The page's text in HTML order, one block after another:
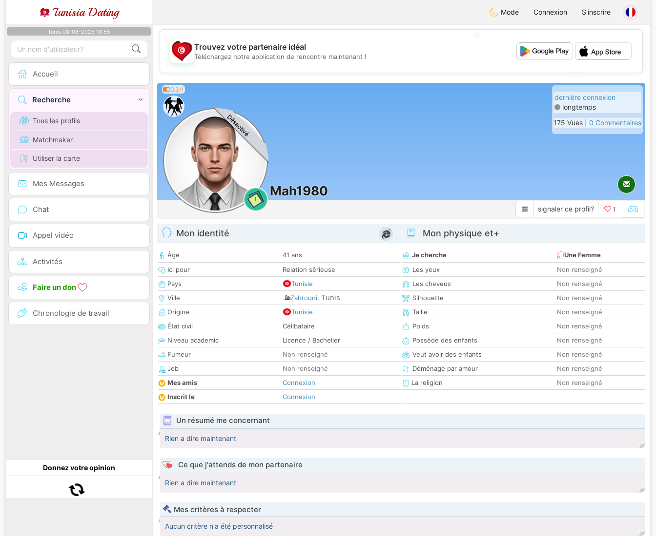
Tunisia Dating Mode Connexion S'inscrire
Tunis 08-08-2026 18:55
Accueil
Recherche
Tous les profils
Matchmaker
Utiliser la carte
Mes Messages
Chat
Appel vidéo
Activités
Faire un don
Chronologie de travail
Donnez votre opinion
💖
💕
Trouvez votre partenaire idéal
Téléchargez notre application de rencontre maintenant !
0.3/1
1
Désactivé
Mah1980
dernière connexion
longtemps
175 Vues | 0 Commentaires
signaler ce profil? 1
Mon identité
Âge
41 ans
Ici pour
Relation sérieuse
Pays
Tunisie
Ville
Zahrouni, Tunis
Origine
Tunisie
État civil
Célibataire
Niveau academic
Licence / Bachelier
Fumeur
Non renseigné
Job
Non renseigné
Mes amis
Connexion
Inscrit le
Connexion
Mon physique et+
Je cherche
Une Femme
Les yeux
Non renseigné
Les cheveux
Non renseigné
Silhouette
Non renseigné
Taille
Non renseigné
Poids
Non renseigné
Possède des enfants
Non renseigné
Veut avoir des enfants
Non renseigné
Déménage par amour
Non renseigné
La religion
Non renseigné
Un résumé me concernant
Rien a dire maintenant
Ce que j'attends de mon partenaire
Rien a dire maintenant
Mes critères à respecter
Aucun critère n'a été personnalisé